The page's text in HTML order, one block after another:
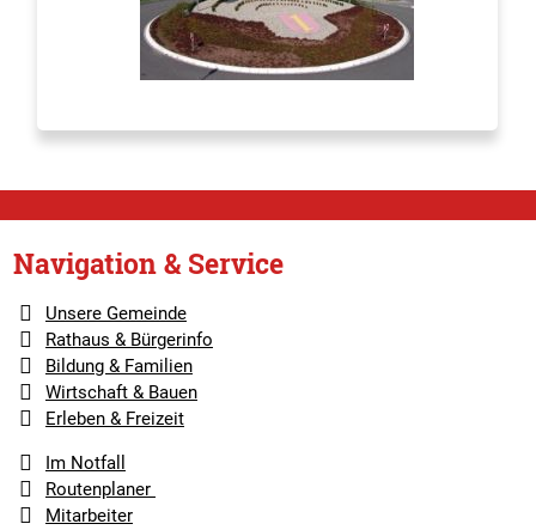
Navigation & Service
Unsere Gemeinde
Rathaus & Bürgerinfo
Bildung & Familien
Wirtschaft & Bauen
Erleben & Freizeit
Im Notfall
Routenplaner
Mitarbeiter